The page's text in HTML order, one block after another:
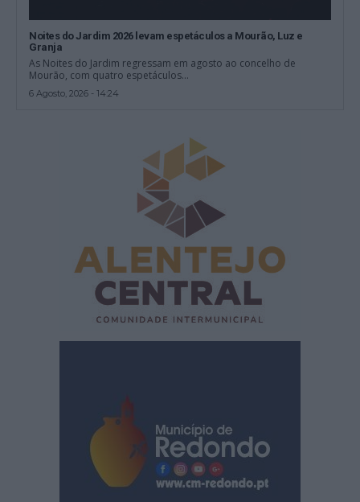
Noites do Jardim 2026 levam espetáculos a Mourão, Luz e
Granja
As Noites do Jardim regressam em agosto ao concelho de
Mourão, com quatro espetáculos...
6 Agosto, 2026 - 14:24